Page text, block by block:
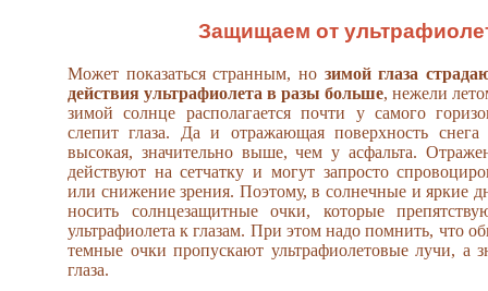
Защищаем от
Может показаться странным, но зимой глаза
действия ультрафиолета в разы больше, нежели
зимой солнце располагается почти у самого
слепит глаза. Да и отражающая поверхность снега
высокая, значительно выше, чем у асфальта.
действуют на сетчатку и могут запросто
или снижение зрения. Поэтому, в солнечные и яркие
носить солнцезащитные очки, которые
ультрафиолета к глазам. При этом надо помнить, что
темные очки пропускают ультрафиолетовые лучи, а
глаза.